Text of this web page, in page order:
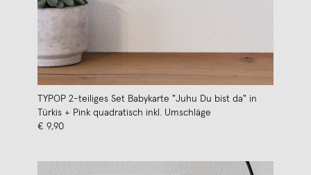
TYPOP 2-teiliges Set Babykarte "Juhu Du bist da" in
Türkis + Pink quadratisch inkl. Umschläge
€ 9,90